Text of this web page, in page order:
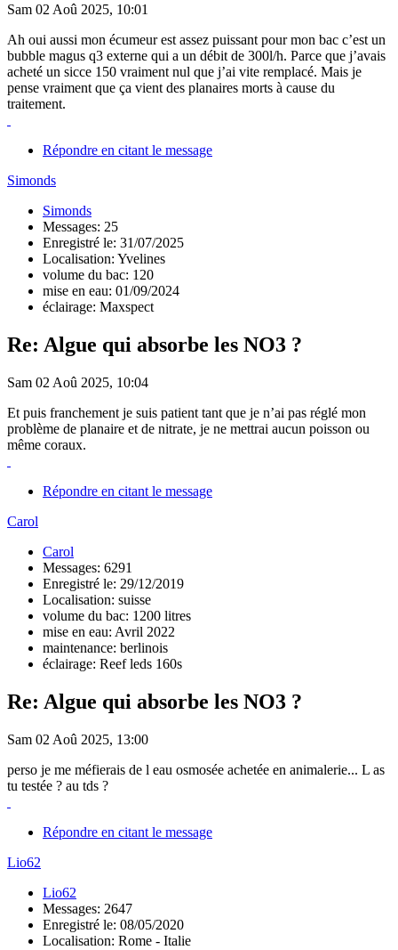
Sam 02 Aoû 2025, 10:01
Ah oui aussi mon écumeur est assez puissant pour mon bac c’est un
bubble magus q3 externe qui a un débit de 300l/h. Parce que j’avais
acheté un sicce 150 vraiment nul que j’ai vite remplacé. Mais je
pense vraiment que ça vient des planaires morts à cause du
traitement.
Répondre en citant le message
Simonds
Simonds
Messages: 25
Enregistré le: 31/07/2025
Localisation: Yvelines
volume du bac: 120
mise en eau: 01/09/2024
éclairage: Maxspect
Re: Algue qui absorbe les NO3 ?
Sam 02 Aoû 2025, 10:04
Et puis franchement je suis patient tant que je n’ai pas réglé mon
problème de planaire et de nitrate, je ne mettrai aucun poisson ou
même coraux.
Répondre en citant le message
Carol
Carol
Messages: 6291
Enregistré le: 29/12/2019
Localisation: suisse
volume du bac: 1200 litres
mise en eau: Avril 2022
maintenance: berlinois
éclairage: Reef leds 160s
Re: Algue qui absorbe les NO3 ?
Sam 02 Aoû 2025, 13:00
perso je me méfierais de l eau osmosée achetée en animalerie... L as
tu testée ? au tds ?
Répondre en citant le message
Lio62
Lio62
Messages: 2647
Enregistré le: 08/05/2020
Localisation: Rome - Italie